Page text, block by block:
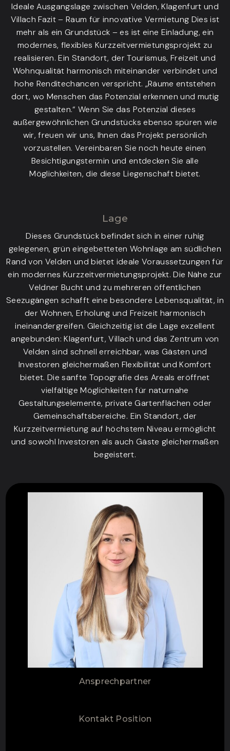
Ideale Ausgangslage zwischen Velden, Klagenfurt und
Villach Fazit – Raum für innovative Vermietung Dies ist
mehr als ein Grundstück – es ist eine Einladung, ein
modernes, flexibles Kurzzeitvermietungsprojekt zu
realisieren. Ein Standort, der Tourismus, Freizeit und
Wohnqualität harmonisch miteinander verbindet und
hohe Renditechancen verspricht. „Räume entstehen
dort, wo Menschen das Potenzial erkennen und mutig
gestalten.“ Wenn Sie das Potenzial dieses
außergewöhnlichen Grundstücks ebenso spüren wie
wir, freuen wir uns, Ihnen das Projekt persönlich
vorzustellen. Vereinbaren Sie noch heute einen
Besichtigungstermin und entdecken Sie alle
Möglichkeiten, die diese Liegenschaft bietet.
Lage
Dieses Grundstück befindet sich in einer ruhig
gelegenen, grün eingebetteten Wohnlage am südlichen
Rand von Velden und bietet ideale Voraussetzungen für
ein modernes Kurzzeitvermietungsprojekt. Die Nähe zur
Veldner Bucht und zu mehreren öffentlichen
Seezugängen schafft eine besondere Lebensqualität, in
der Wohnen, Erholung und Freizeit harmonisch
ineinandergreifen. Gleichzeitig ist die Lage exzellent
angebunden: Klagenfurt, Villach und das Zentrum von
Velden sind schnell erreichbar, was Gästen und
Investoren gleichermaßen Flexibilität und Komfort
bietet. Die sanfte Topografie des Areals eröffnet
vielfältige Möglichkeiten für naturnahe
Gestaltungselemente, private Gartenflächen oder
Gemeinschaftsbereiche. Ein Standort, der
Kurzzeitvermietung auf höchstem Niveau ermöglicht
und sowohl Investoren als auch Gäste gleichermaßen
begeistert.
Ansprechpartner
Kontakt Position